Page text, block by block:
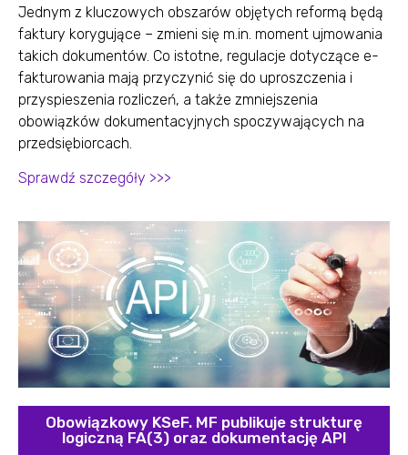
Jednym z kluczowych obszarów objętych reformą będą
faktury korygujące – zmieni się m.in. moment ujmowania
takich dokumentów. Co istotne, regulacje dotyczące e-
fakturowania mają przyczynić się do uproszczenia i
przyspieszenia rozliczeń, a także zmniejszenia
obowiązków dokumentacyjnych spoczywających na
przedsiębiorcach.
Sprawdź szczegóły >>>
Obowiązkowy KSeF. MF publikuje strukturę
logiczną FA(3) oraz dokumentację API